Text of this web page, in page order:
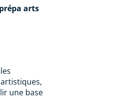
prépa arts
une base